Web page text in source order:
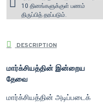
10 தினங்களுக்குள் பணம்
திருப்பித் தரப்படும்.
DESCRIPTION
மார்க்சியத்தின் இன்றைய
தேவை
மார்க்சியத்தின் அடிப்படைக்